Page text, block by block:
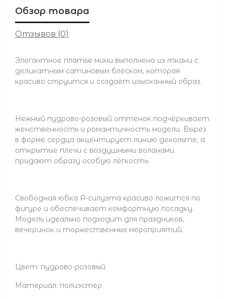
Обзор товара
Отзывов (0)
Элегантное платье мини выполнено из ткани с
деликатным сатиновым блеском, которая
красиво струится и создаёт изысканный образ.
Нежный пудрово-розовый оттенок подчёркивает
женственность и романтичность модели. Вырез
в форме сердца акцентирует линию декольте, а
открытые плечи с воздушными воланами
придают образу особую лёгкость.
Свободная юбка А-силуэта красиво ложится по
фигуре и обеспечивает комфортную посадку.
Модель идеально подходит для праздников,
вечеринок и торжественных мероприятий.
Цвет: пудрово-розовый
Материал: полиэстер